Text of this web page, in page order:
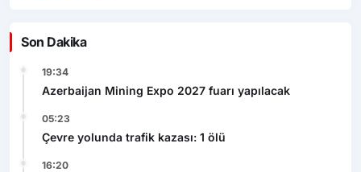
Son Dakika
19:34
Azerbaijan Mining Expo 2027 fuarı yapılacak
05:23
Çevre yolunda trafik kazası: 1 ölü
16:20